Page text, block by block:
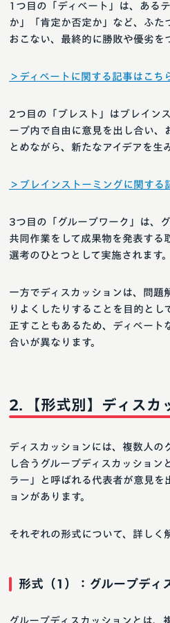
1つ目の「ディベート」は、ある
か」「肯定か否定か」など、ふた
おこない、最終的に勝敗や優劣を
＞ディベートに関する記事はこち
2つ目の「ブレスト」はブレイン
ープ内で自由に意見を出し合い、
とめながら、新たなアイデアを生
＞ブレインストーミングに関する
3つ目の「グループワーク」は、
共同作業をして成果物を発表する
選考のひとつとして実施されます。
一方でディスカッションは、問題
りよくしたりすることを目的とし
正すこともあるため、ディベート
合いが異なります。
【形式別】ディスカ
ディスカッションには、複数人の
し合うグループディスカッション
ラー」と呼ばれる代表者が意見を
ョンがあります。
それぞれの形式について、詳しく
形式（1）：グループディ
グループディスカッションとは、